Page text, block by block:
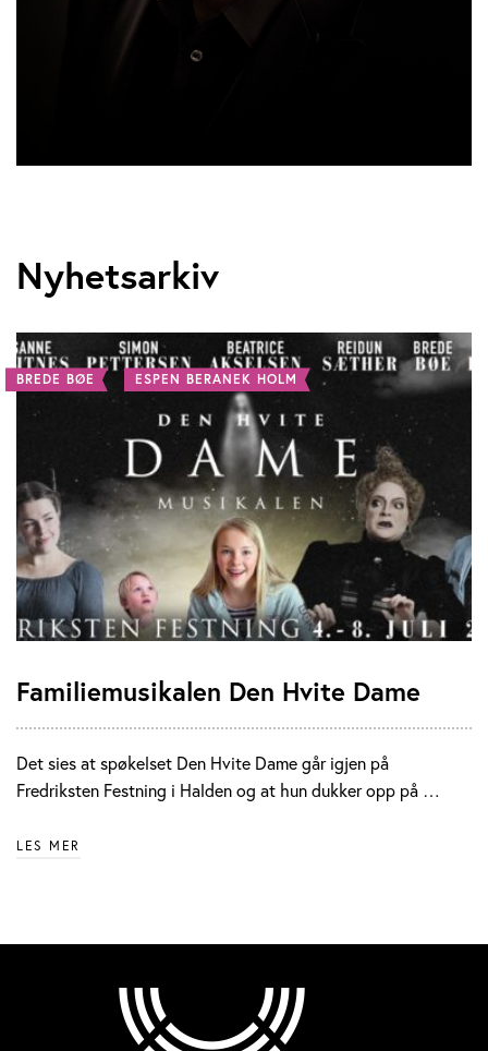
Nyhetsarkiv
BREDE BØE ESPEN BERANEK HOLM
Familiemusikalen Den Hvite Dame
Det sies at spøkelset Den Hvite Dame går igjen på
Fredriksten Festning i Halden og at hun dukker opp på …
LES MER